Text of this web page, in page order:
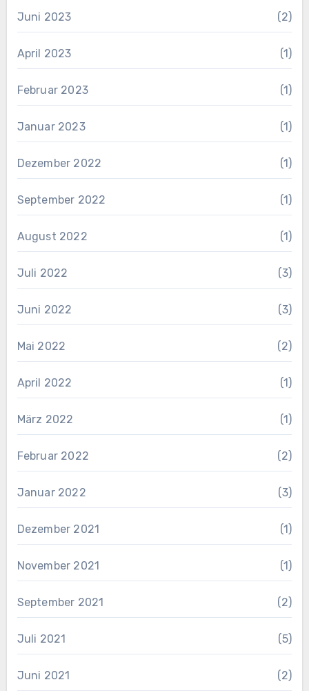
Juni 2023 (2)
April 2023 (1)
Februar 2023 (1)
Januar 2023 (1)
Dezember 2022 (1)
September 2022 (1)
August 2022 (1)
Juli 2022 (3)
Juni 2022 (3)
Mai 2022 (2)
April 2022 (1)
März 2022 (1)
Februar 2022 (2)
Januar 2022 (3)
Dezember 2021 (1)
November 2021 (1)
September 2021 (2)
Juli 2021 (5)
Juni 2021 (2)